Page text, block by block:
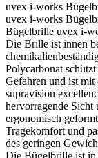
uvex i-works
uvex i-works
Bügelbrille uvex i-
Die Brille ist innen
Polycarbonat
Gefahren und ist
supravision
hervorragende
ergonomisch
Tragekomfort und
des geringen